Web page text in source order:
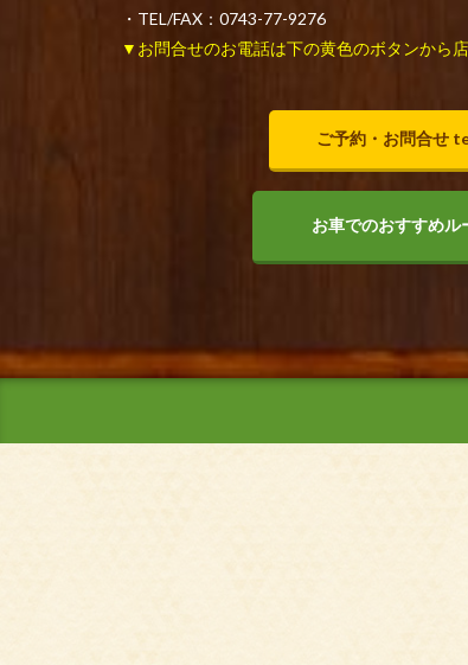
・TEL/FAX：0743-77-9276
▼お問合せのお電話は下の黄色のボタンから
ご予約・お問合せ
お車でのおすすめル